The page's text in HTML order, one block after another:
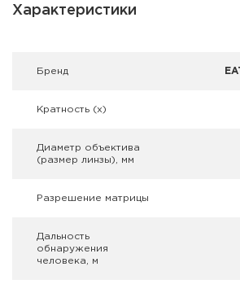
Холодная пристрелка оружия
Сигнальные средства
Дартс
Аксессуары
Характеристики
Брeнд
Кратность (х)
Диаметр объектива
(размер линзы), мм
Разрешение матрицы
Дальность
обнаружения
человека, м